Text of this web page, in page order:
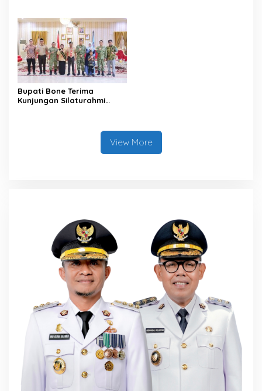
Bupati Bone Terima
Kunjungan Silaturahmi
View More